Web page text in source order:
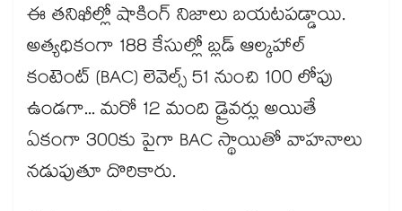
ఈ తనిఖీల్లో షాకింగ్ నిజాలు బయటపడ్డాయి.
అత్యధికంగా 188 కేసుల్లో బ్లడ్ ఆల్కహాల్
కంటెంట్ (BAC) లెవెల్స్ 51 నుంచి 100 లోపు
ఉండగా... మరో 12 మంది డ్రైవర్లు అయితే
ఏకంగా 300కు పైగా BAC స్థాయితో వాహనాలు
నడుపుతూ దొరికారు.